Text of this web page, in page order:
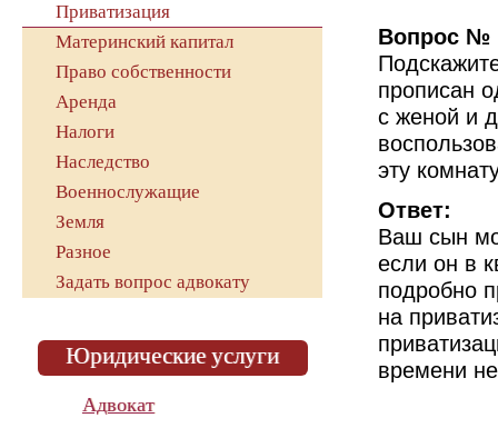
Приватизация
Материнский капитал
Право собственности
Аренда
Налоги
Наследство
Военнослужащие
Земля
Разное
Задать вопрос адвокату
Юридические услуги
Адвокат
Вопрос №
прописан
с женой и
эту
Ответ:
Ваш сын
если он в
подробно
на
времени